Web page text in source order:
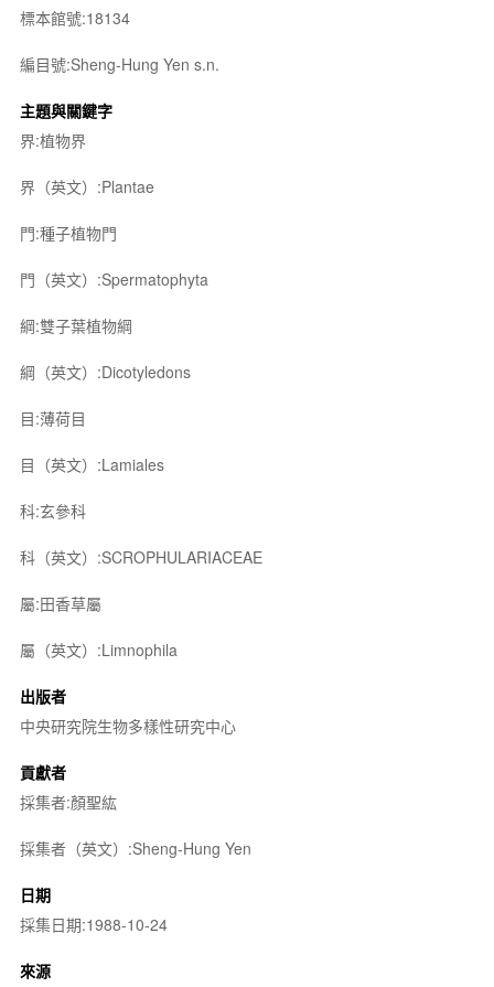
標本館號:18134
編目號:Sheng-Hung Yen s.n.
主題與關鍵字
界:植物界
界（英文）:Plantae
門:種子植物門
門（英文）:Spermatophyta
綱:雙子葉植物綱
綱（英文）:Dicotyledons
目:薄荷目
目（英文）:Lamiales
科:玄參科
科（英文）:SCROPHULARIACEAE
屬:田香草屬
屬（英文）:Limnophila
出版者
中央研究院生物多樣性研究中心
貢獻者
採集者:顏聖紘
採集者（英文）:Sheng-Hung Yen
日期
採集日期:1988-10-24
來源